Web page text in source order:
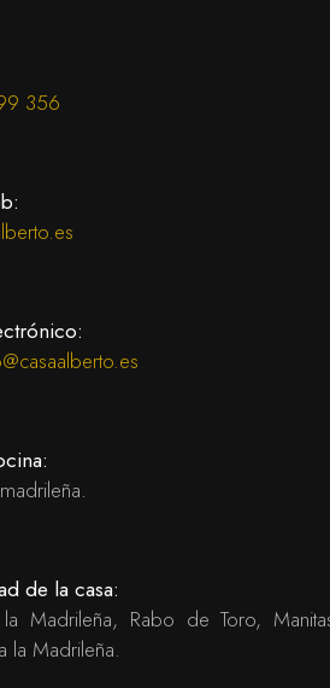
356
de la casa:
la Madrileña, Rabo de Toro,
la Madrileña.